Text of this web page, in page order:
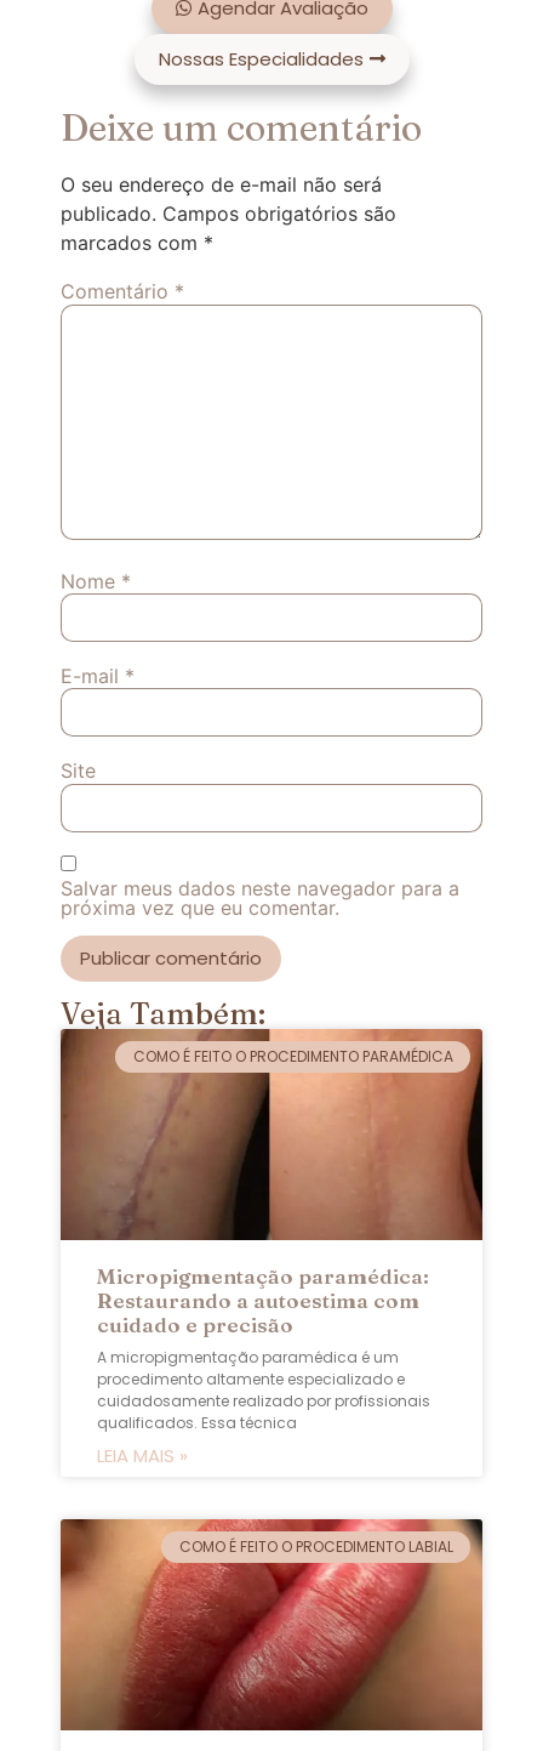
Agendar Avaliação
Nossas Especialidades
Deixe um comentário
O seu endereço de e-mail não será
publicado. Campos obrigatórios são
marcados com *
Comentário *
Nome *
E-mail *
Site
Salvar meus dados neste navegador para a
próxima vez que eu comentar.
Veja Também:
COMO É FEITO O PROCEDIMENTO PARAMÉDICA
Micropigmentação paramédica:
Restaurando a autoestima com
cuidado e precisão
A micropigmentação paramédica é um
procedimento altamente especializado e
cuidadosamente realizado por profissionais
qualificados. Essa técnica
LEIA MAIS »
COMO É FEITO O PROCEDIMENTO LABIAL